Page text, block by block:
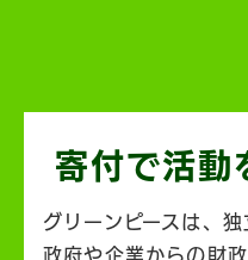
寄付で活動
グリーンピースは、
政府や企業からの財